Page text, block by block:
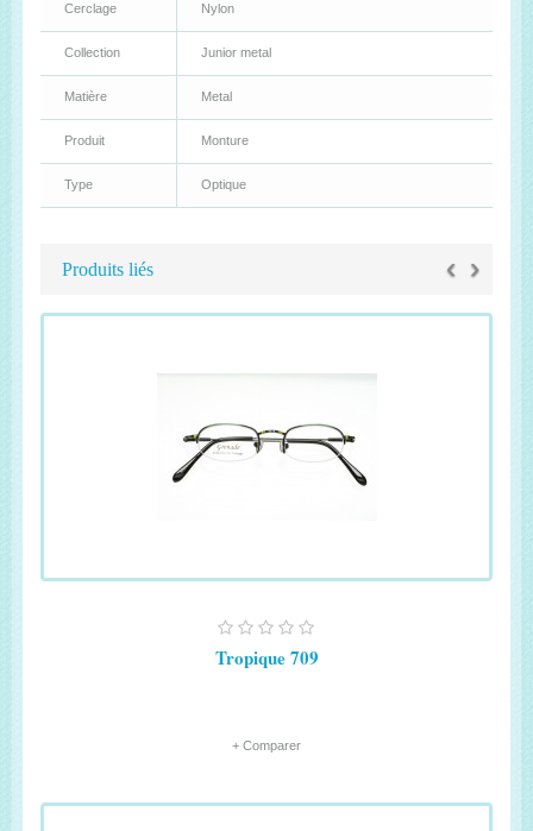
Cerclage Nylon
Collection Junior metal
Matière Metal
Produit Monture
Type Optique
Produits liés ‹ ›
Tropique 709
+ Comparer